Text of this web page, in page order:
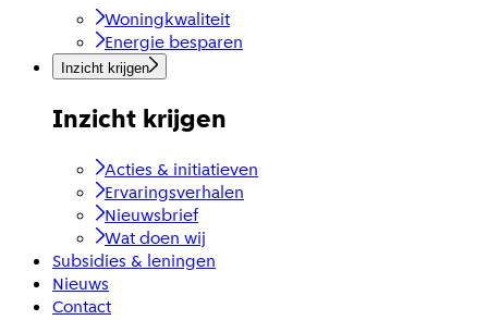
Woningkwaliteit
Energie besparen
Inzicht krijgen
Inzicht krijgen
Acties & initiatieven
Ervaringsverhalen
Nieuwsbrief
Wat doen wij
Subsidies & leningen
Nieuws
Contact